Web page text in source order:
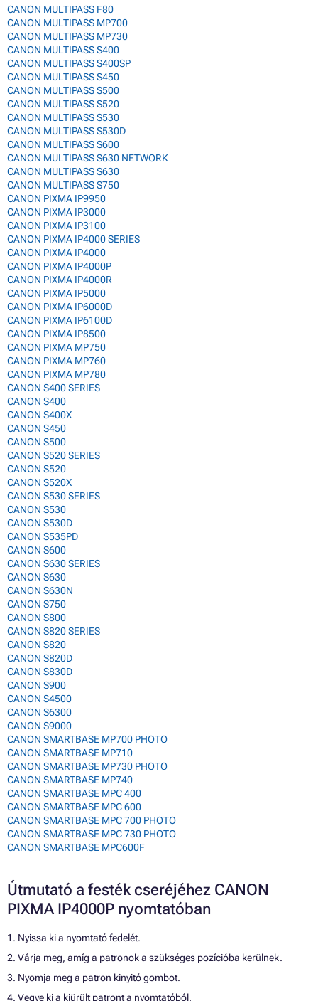
CANON MULTIPASS F80
CANON MULTIPASS MP700
CANON MULTIPASS MP730
CANON MULTIPASS S400
CANON MULTIPASS S400SP
CANON MULTIPASS S450
CANON MULTIPASS S500
CANON MULTIPASS S520
CANON MULTIPASS S530
CANON MULTIPASS S530D
CANON MULTIPASS S600
CANON MULTIPASS S630 NETWORK
CANON MULTIPASS S630
CANON MULTIPASS S750
CANON PIXMA IP9950
CANON PIXMA IP3000
CANON PIXMA IP3100
CANON PIXMA IP4000 SERIES
CANON PIXMA IP4000
CANON PIXMA IP4000P
CANON PIXMA IP4000R
CANON PIXMA IP5000
CANON PIXMA IP6000D
CANON PIXMA IP6100D
CANON PIXMA IP8500
CANON PIXMA MP750
CANON PIXMA MP760
CANON PIXMA MP780
CANON S400 SERIES
CANON S400
CANON S400X
CANON S450
CANON S500
CANON S520 SERIES
CANON S520
CANON S520X
CANON S530 SERIES
CANON S530
CANON S530D
CANON S535PD
CANON S600
CANON S630 SERIES
CANON S630
CANON S630N
CANON S750
CANON S800
CANON S820 SERIES
CANON S820
CANON S820D
CANON S830D
CANON S900
CANON S4500
CANON S6300
CANON S9000
CANON SMARTBASE MP700 PHOTO
CANON SMARTBASE MP710
CANON SMARTBASE MP730 PHOTO
CANON SMARTBASE MP740
CANON SMARTBASE MPC 400
CANON SMARTBASE MPC 600
CANON SMARTBASE MPC 700 PHOTO
CANON SMARTBASE MPC 730 PHOTO
CANON SMARTBASE MPC600F
Útmutató a festék cseréjéhez CANON
PIXMA IP4000P nyomtatóban
1. Nyissa ki a nyomtató fedelét.
2. Várja meg, amíg a patronok a szükséges pozícióba kerülnek.
3. Nyomja meg a patron kinyitó gombot.
4. Vegye ki a kiürült patront a nyomtatóból.